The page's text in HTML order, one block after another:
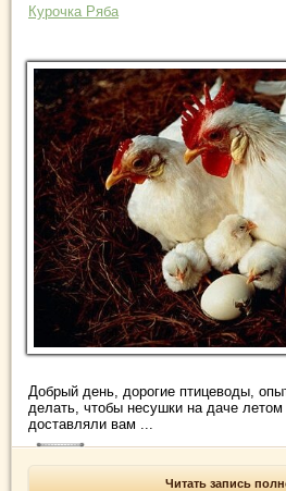
Курочка Ряба
Добрый день, дорогие птицеводы,
делать, чтобы несушки на даче
доставляли вам ...
Читать запись